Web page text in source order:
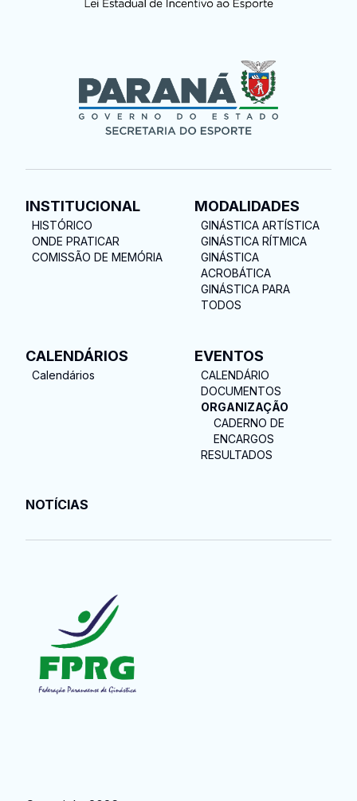
INSTITUCIONAL
HISTÓRICO
ONDE PRATICAR
COMISSÃO DE MEMÓRIA
MODALIDADES
GINÁSTICA ARTÍSTICA
GINÁSTICA RÍTMICA
GINÁSTICA
ACROBÁTICA
GINÁSTICA PARA
TODOS
CALENDÁRIOS
Calendários
EVENTOS
CALENDÁRIO
DOCUMENTOS
ORGANIZAÇÃO
CADERNO DE
ENCARGOS
RESULTADOS
NOTÍCIAS